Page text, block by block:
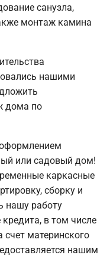
санузла,
монтаж камина
нашими
дома по
или садовый дом!
каркасные
сборку и
нашу работу
в том числе
счет материнского
нашим